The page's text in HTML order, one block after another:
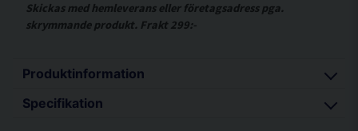
Skickas med hemleverans eller företagsadress pga.
skrymmande produkt. Frakt 299:-
Produktinformation
För rak och säker styrning av maskinen.
Specifikation